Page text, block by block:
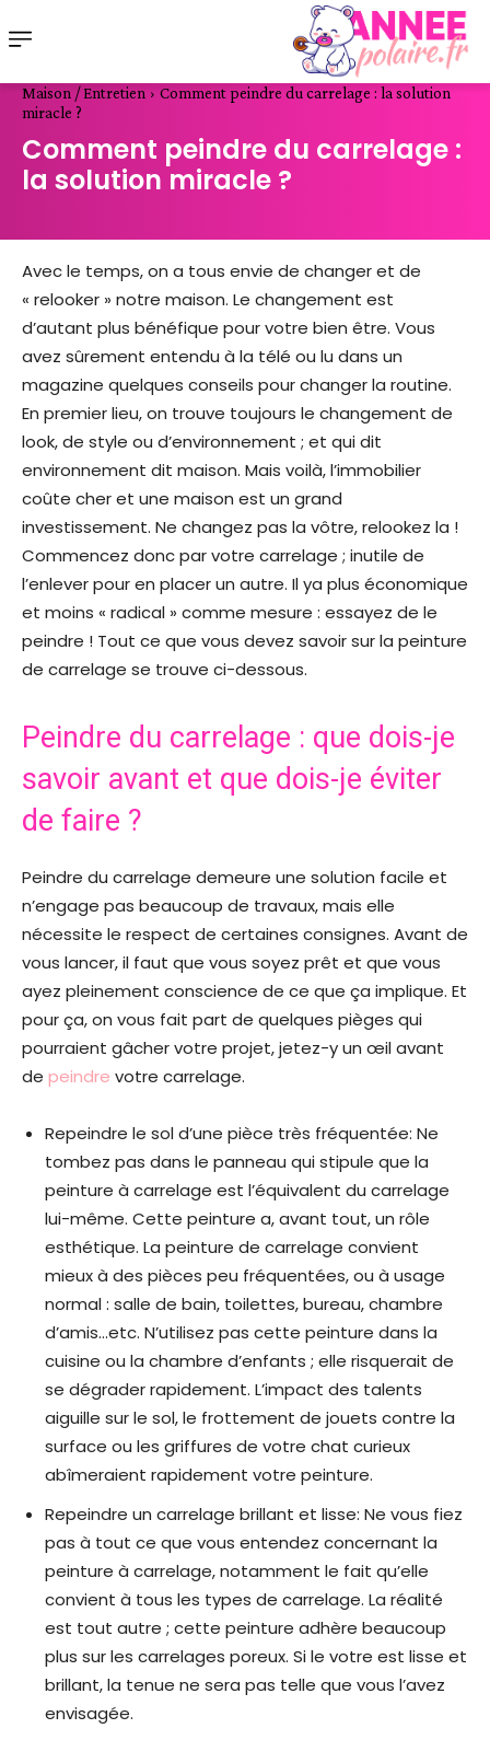
Maison / Entretien
Comment peindre du carrelage : la solution
miracle ?
Comment peindre du carrelage :
la solution miracle ?
Avec le temps, on a tous envie de changer et de
« relooker » notre maison. Le changement est
d’autant plus bénéfique pour votre bien être. Vous
avez sûrement entendu à la télé ou lu dans un
magazine quelques conseils pour changer la routine.
En premier lieu, on trouve toujours le changement de
look, de style ou d’environnement ; et qui dit
environnement dit maison. Mais voilà, l’immobilier
coûte cher et une maison est un grand
investissement. Ne changez pas la vôtre, relookez la !
Commencez donc par votre carrelage ; inutile de
l’enlever pour en placer un autre. Il ya plus économique
et moins « radical » comme mesure : essayez de le
peindre ! Tout ce que vous devez savoir sur la peinture
de carrelage se trouve ci-dessous.
Peindre du carrelage : que dois-je
savoir avant et que dois-je éviter
de faire ?
Peindre du carrelage demeure une solution facile et
n’engage pas beaucoup de travaux, mais elle
nécessite le respect de certaines consignes. Avant de
vous lancer, il faut que vous soyez prêt et que vous
ayez pleinement conscience de ce que ça implique. Et
pour ça, on vous fait part de quelques pièges qui
pourraient gâcher votre projet, jetez-y un œil avant
de peindre votre carrelage.
Repeindre le sol d’une pièce très fréquentée: Ne
tombez pas dans le panneau qui stipule que la
peinture à carrelage est l’équivalent du carrelage
lui-même. Cette peinture a, avant tout, un rôle
esthétique. La peinture de carrelage convient
mieux à des pièces peu fréquentées, ou à usage
normal : salle de bain, toilettes, bureau, chambre
d’amis…etc. N’utilisez pas cette peinture dans la
cuisine ou la chambre d’enfants ; elle risquerait de
se dégrader rapidement. L’impact des talents
aiguille sur le sol, le frottement de jouets contre la
surface ou les griffures de votre chat curieux
abîmeraient rapidement votre peinture.
Repeindre un carrelage brillant et lisse: Ne vous fiez
pas à tout ce que vous entendez concernant la
peinture à carrelage, notamment le fait qu’elle
convient à tous les types de carrelage. La réalité
est tout autre ; cette peinture adhère beaucoup
plus sur les carrelages poreux. Si le votre est lisse et
brillant, la tenue ne sera pas telle que vous l’avez
envisagée.